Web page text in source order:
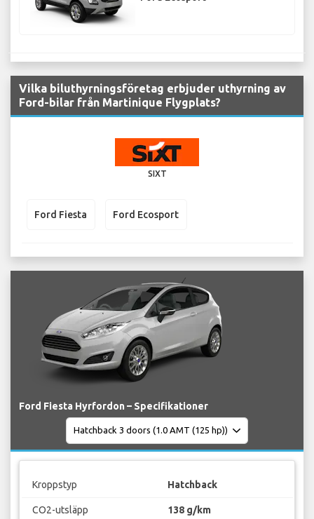
Vilka biluthyrningsföretag erbjuder uthyrning av
Ford-bilar från Martinique Flygplats?
SIXT
Ford Fiesta Ford Ecosport
Ford Fiesta Hyrfordon – Specifikationer
Kroppstyp Hatchback
CO2-utsläpp 138 g/km